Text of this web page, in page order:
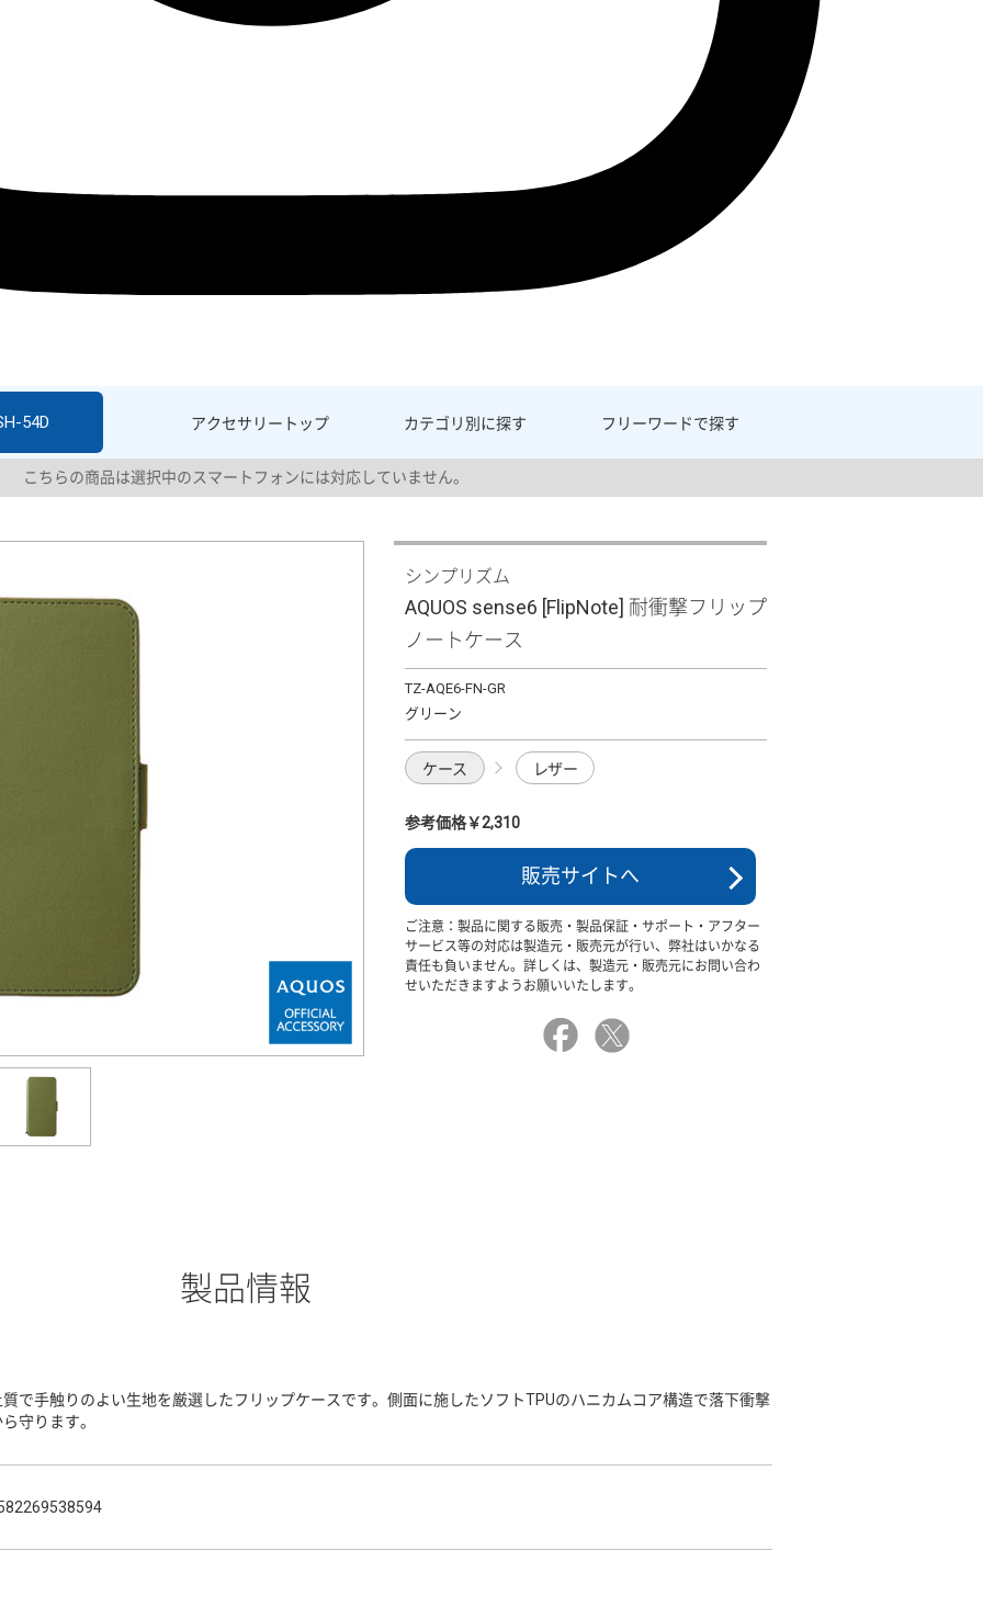
アクセサリー トップ カテゴリ別に探す フリーワードで探す
54D
こちらの商品は選択中のスマートフォンには対応していません。
シンプリズム
AQUOS sense6 [FlipNote] 耐衝撃フリップ
ノートケース
TZ-AQE6-FN-GR
グリーン
ケース レザー
参考価格￥2,310
販売サイトへ
ご注意：製品に関する販売・製品保証・サポート・アフター
サービス等の対応は製造元・販売元が行い、弊社はいかなる
責任も負いません。詳しくは、製造元・販売元にお問い合わ
せいただきますようお願いいたします。
製品情報
質で手触りのよい生地を厳選したフリップケースです。側面に施したソフトTPUのハニカムコア構造で落下衝撃
守ります。